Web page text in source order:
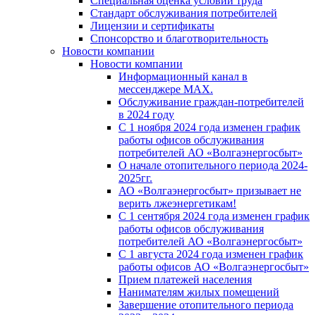
Стандарт обслуживания потребителей
Лицензии и сертификаты
Спонсорство и благотворительность
Новости компании
Новости компании
Информационный канал в
мессенджере MAX.
Обслуживание граждан-потребителей
в 2024 году
С 1 ноября 2024 года изменен график
работы офисов обслуживания
потребителей АО «Волгаэнергосбыт»
О начале отопительного периода 2024-
2025гг.
АО «Волгаэнергосбыт» призывает не
верить лжеэнергетикам!
С 1 сентября 2024 года изменен график
работы офисов обслуживания
потребителей АО «Волгаэнергосбыт»
С 1 августа 2024 года изменен график
работы офисов АО «Волгаэнергосбыт»
Прием платежей населения
Нанимателям жилых помещений
Завершение отопительного периода